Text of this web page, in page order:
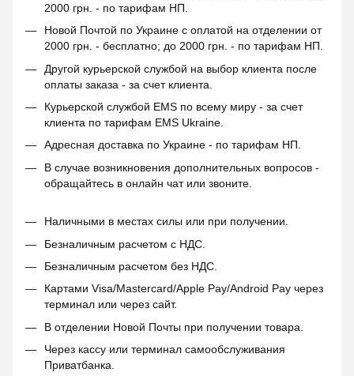
2000 грн. - по тарифам НП.
Новой Почтой по Украине с оплатой на отделении от
2000 грн. - бесплатно; до 2000 грн. - по тарифам НП.
Другой курьерской службой на выбор клиента после
оплаты заказа - за счет клиента.
Курьерской службой EMS по всему миру - за счет
клиента по тарифам EMS Ukraine.
Адресная доставка по Украине - по тарифам НП.
В случае возникновения дополнительных вопросов -
обращайтесь в онлайн чат или звоните.
Наличными в местах силы или при получении.
Безналичным расчетом с НДС.
Безналичным расчетом без НДС.
Картами Visa/Mastercard/Apple Pay/Android Pay через
терминал или через сайт.
В отделении Новой Почты при получении товара.
Через кассу или терминал самообслуживания
Приватбанка.